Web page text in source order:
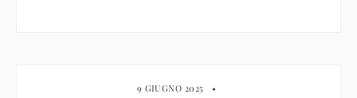
9 GIUGNO 2025 •